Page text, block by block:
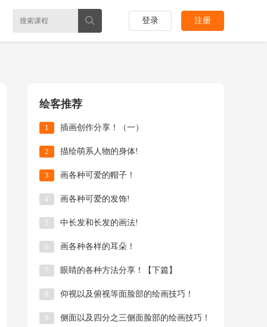
登录 注册
绘客推荐
1 插画创作分享！（一）
2 描绘萌系人物的身体!
3 画各种可爱的帽子！
4 画各种可爱的发饰!
5 中长发和长发的画法!
6 画各种各样的耳朵！
7 眼睛的各种方法分享！【下篇】
8 仰视以及俯视等面脸部的绘画技巧！
9 侧面以及四分之三侧面脸部的绘画技巧！